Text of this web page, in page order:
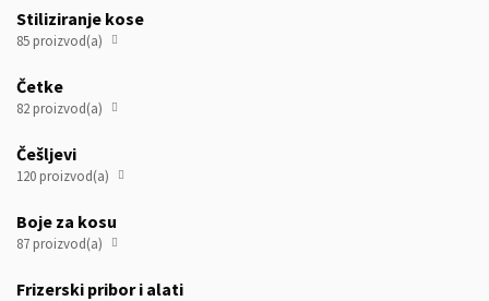
Stiliziranje kose
85 proizvod(a) 
Četke
82 proizvod(a) 
Češljevi
120 proizvod(a) 
Boje za kosu
87 proizvod(a) 
Frizerski pribor i alati